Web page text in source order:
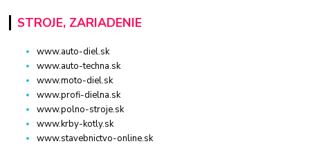
STROJE, ZARIADENIE
www.auto-diel.sk
www.auto-techna.sk
www.moto-diel.sk
www.profi-dielna.sk
www.polno-stroje.sk
www.krby-kotly.sk
www.stavebnictvo-online.sk